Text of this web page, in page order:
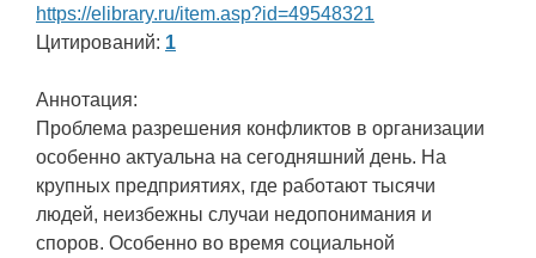
https://elibrary.ru/item.asp?id=49548321
Цитирований: 1
Аннотация:
Проблема разрешения конфликтов в организации
особенно актуальна на сегодняшний день. На
крупных предприятиях, где работают тысячи
людей, неизбежны случаи недопонимания и
споров. Особенно во время социальной